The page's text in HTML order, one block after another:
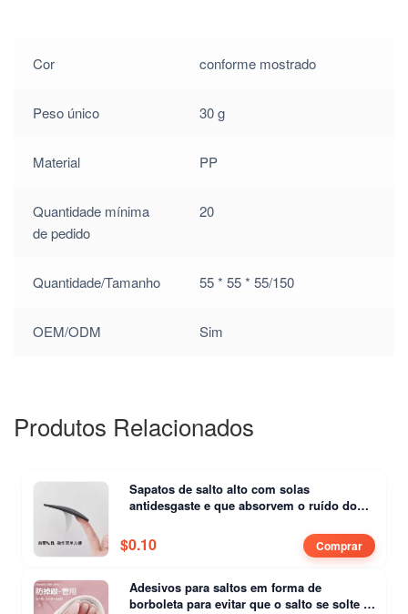
Cor conforme mostrado
Peso único 30 g
Material PP
Quantidade mínima
de pedido
20
Quantidade/Tamanho 55 * 55 * 55/150
OEM/ODM Sim
Produtos Relacionados
Sapatos de salto alto com solas
antidesgaste e que absorvem o ruído do
$0.10 Comprar
Adesivos para saltos em forma de
borboleta para evitar que o salto se solte e